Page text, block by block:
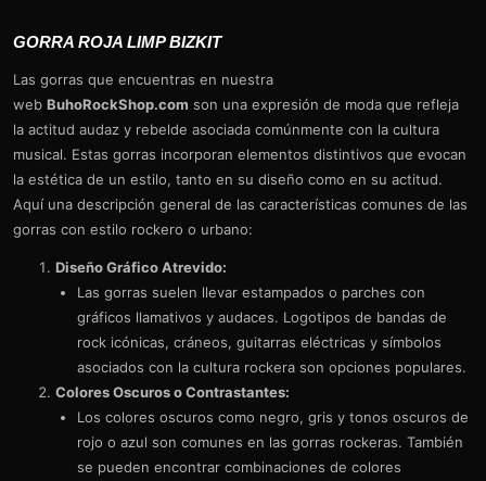
GORRA ROJA LIMP BIZKIT
Las gorras que encuentras en nuestra
web BuhoRockShop.com son una expresión de moda que refleja
la actitud audaz y rebelde asociada comúnmente con la cultura
musical. Estas gorras incorporan elementos distintivos que evocan
la estética de un estilo, tanto en su diseño como en su actitud.
Aquí una descripción general de las características comunes de las
gorras con estilo rockero o urbano:
Diseño Gráfico Atrevido:
Las gorras suelen llevar estampados o parches con
gráficos llamativos y audaces. Logotipos de bandas de
rock icónicas, cráneos, guitarras eléctricas y símbolos
asociados con la cultura rockera son opciones populares.
Colores Oscuros o Contrastantes:
Los colores oscuros como negro, gris y tonos oscuros de
rojo o azul son comunes en las gorras rockeras. También
se pueden encontrar combinaciones de colores